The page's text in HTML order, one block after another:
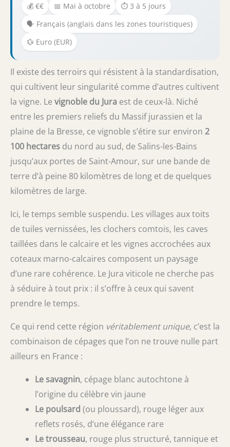
💰 €€ 📅 Mai à octobre
⏱️ 3 à 5 jours
🗣️ Français (anglais dans les zones touristiques)
💱 Euro (EUR)
Il existe des terroirs qui résistent à la standardisation,
qui cultivent leur singularité comme d’autres cultivent
la vigne. Le vignoble du Jura est de ceux-là. Niché
entre les premiers reliefs du Massif jurassien et la
plaine de la Bresse, ce vignoble s’étire sur environ 2
100 hectares du nord au sud, de Salins-les-Bains
jusqu’aux portes de Saint-Amour, sur une bande de
terre d’à peine 80 kilomètres de long et de quelques
kilomètres de large.
Ici, le temps semble suspendu. Les villages aux toits
de tuiles vernissées, les clochers comtois, les caves
taillées dans le calcaire et les vignes accrochées aux
coteaux marno-calcaires composent un paysage
d’une rare cohérence. Le Jura viticole ne cherche pas
à séduire à tout prix : il s’offre à ceux qui savent
prendre le temps.
Ce qui rend cette région véritablement unique, c’est la
combinaison de cépages que l’on ne trouve nulle part
ailleurs en France :
Le savagnin, cépage blanc autochtone à
l’origine du célèbre vin jaune
Le poulsard (ou ploussard), rouge léger aux
reflets rosés, d’une élégance rare
Le trousseau, rouge plus structuré, tannique et